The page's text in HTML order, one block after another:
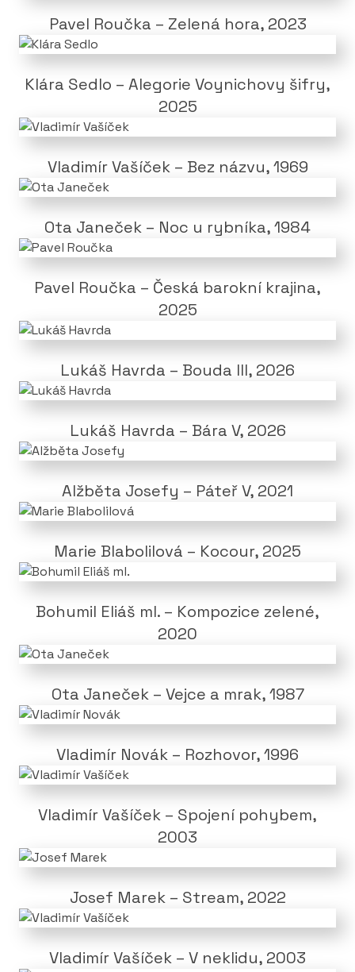
Pavel Roučka – Zelená hora, 2023
Klára Sedlo – Alegorie Voynichovy šifry,
2025
Vladimír Vašíček – Bez názvu, 1969
Ota Janeček – Noc u rybníka, 1984
Pavel Roučka – Česká barokní krajina,
2025
Lukáš Havrda – Bouda III, 2026
Lukáš Havrda – Bára V, 2026
Alžběta Josefy – Páteř V, 2021
Marie Blabolilová – Kocour, 2025
Bohumil Eliáš ml. – Kompozice zelené,
2020
Ota Janeček – Vejce a mrak, 1987
Vladimír Novák – Rozhovor, 1996
Vladimír Vašíček – Spojení pohybem,
2003
Josef Marek – Stream, 2022
Vladimír Vašíček – V neklidu, 2003